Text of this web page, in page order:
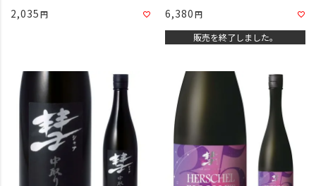
2,035 6,380
販売を終了しました。